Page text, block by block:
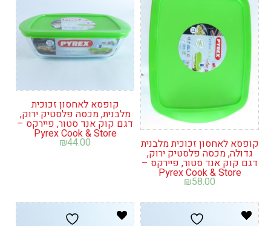
קופסא לאחסון זכוכית מלבנית
גדולה, מכסה פלסטיק ירוק,
דגם קוק אנד סטור, פיירקס –
Pyrex Cook & Store
₪58.00
קופסא לאחסון זכוכית
מלבנית, מכסה פלסטיק ירוק,
דגם קוק אנד סטור, פיירקס –
Pyrex Cook & Store
₪44.00